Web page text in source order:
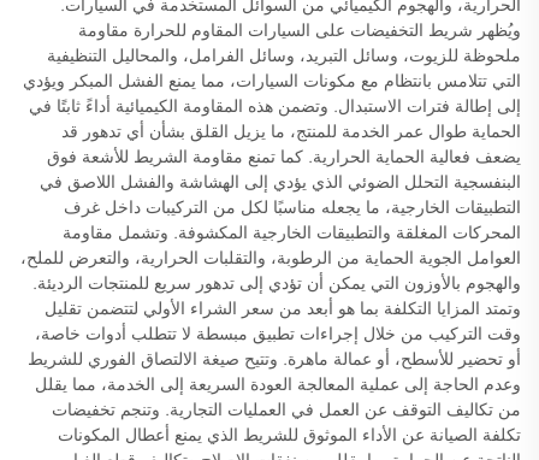
ويُظهر شريط التخفيضات على السيارات المقاوم للحرارة مقاومة
ملحوظة للزيوت، وسائل التبريد، وسائل الفرامل، والمحاليل التنظيفية
التي تتلامس بانتظام مع مكونات السيارات، مما يمنع الفشل المبكر ويؤدي
إلى إطالة فترات الاستبدال. وتضمن هذه المقاومة الكيميائية أداءً ثابتًا في
الحماية طوال عمر الخدمة للمنتج، ما يزيل القلق بشأن أي تدهور قد
يضعف فعالية الحماية الحرارية. كما تمنع مقاومة الشريط للأشعة فوق
البنفسجية التحلل الضوئي الذي يؤدي إلى الهشاشة والفشل اللاصق في
التطبيقات الخارجية، ما يجعله مناسبًا لكل من التركيبات داخل غرف
المحركات المغلقة والتطبيقات الخارجية المكشوفة. وتشمل مقاومة
العوامل الجوية الحماية من الرطوبة، والتقلبات الحرارية، والتعرض للملح،
والهجوم بالأوزون التي يمكن أن تؤدي إلى تدهور سريع للمنتجات الرديئة.
وتمتد المزايا التكلفة بما هو أبعد من سعر الشراء الأولي لتتضمن تقليل
وقت التركيب من خلال إجراءات تطبيق مبسطة لا تتطلب أدوات خاصة،
أو تحضير للأسطح، أو عمالة ماهرة. وتتيح صيغة الالتصاق الفوري للشريط
وعدم الحاجة إلى عملية المعالجة العودة السريعة إلى الخدمة، مما يقلل
من تكاليف التوقف عن العمل في العمليات التجارية. وتنجم تخفيضات
تكلفة الصيانة عن الأداء الموثوق للشريط الذي يمنع أعطال المكونات